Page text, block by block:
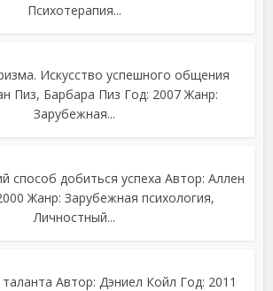
Психотерапия...
Искусство успешного общения
Пиз, Барбара Пиз Год: 2007 Жанр:
Зарубежная...
способ добиться успеха Автор: Аллен
Жанр: Зарубежная психология,
Личностный...
Автор: Дэниел Койл Год: 2011